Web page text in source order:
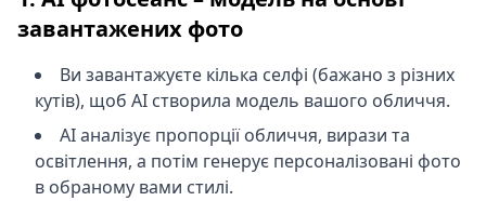
завантажених фото
Ви завантажуєте кілька селфі (бажано з різних
кутів), щоб AI створила модель вашого обличчя.
AI аналізує пропорції обличчя, вирази та
освітлення, а потім генерує персоналізовані фото
в обраному вами стилі.